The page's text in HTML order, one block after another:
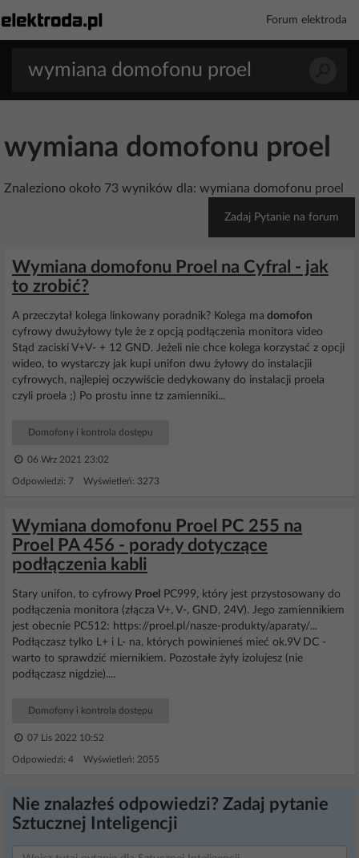
Forum elektroda
wymiana domofonu proel
Znaleziono około 73 wyników dla: wymiana domofonu proel
Zadaj Pytanie na forum
Wymiana domofonu Proel na Cyfral - jak
to zrobić?
A przeczytał kolega linkowany poradnik? Kolega ma domofon
cyfrowy dwużyłowy tyle że z opcją podłączenia monitora video
Stąd zaciski V+V- + 12 GND. Jeżeli nie chce kolega korzystać z opcji
wideo, to wystarczy jak kupi unifon dwu żyłowy do instalacjii
cyfrowych, najlepiej oczywiście dedykowany do instalacji proela
czyli proela ;) Po prostu inne tz zamienniki...
Domofony i kontrola dostępu
06 Wrz 2021 23:02
Odpowiedzi: 7 Wyświetleń: 3273
Wymiana domofonu Proel PC 255 na
Proel PA 456 - porady dotyczące
podłączenia kabli
Stary unifon, to cyfrowy Proel
PC999, który jest przystosowany do
podłączenia monitora (złącza V+, V-, GND, 24V). Jego zamiennikiem
jest obecnie PC512: https://proel.pl/nasze-produkty/aparaty/...
Podłączasz tylko L+ i L- na, których powinieneś mieć ok.9V DC -
warto to sprawdzić miernikiem. Pozostałe żyły izolujesz (nie
podłączasz nigdzie)....
Domofony i kontrola dostępu
07 Lis 2022 10:52
Odpowiedzi: 4 Wyświetleń: 2055
Nie znalazłeś odpowiedzi? Zadaj pytanie
Sztucznej Inteligencji